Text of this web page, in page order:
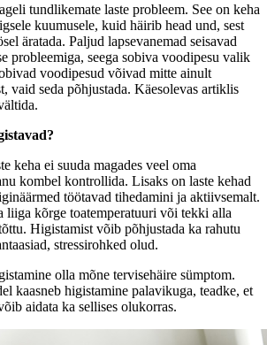
tundlikemate laste probleem. See on keha
kuumusele, kuid häirib head und, sest
äratada. Paljud lapsevanemad seisavad
probleemiga, seega sobiva voodipesu valik
voodipesud võivad mitte ainult
vaid seda põhjustada. Käesolevas artiklis
keha ei suuda magades veel oma
kombel kontrollida. Lisaks on laste kehad
töötavad tihedamini ja aktiivsemalt.
liiga kõrge toatemperatuuri või tekki alla
Higistamist võib põhjustada ka rahutu
stressirohked olud.
olla mõne tervisehäire sümptom.
kaasneb higistamine palavikuga, teadke, et
aidata ka sellises olukorras.